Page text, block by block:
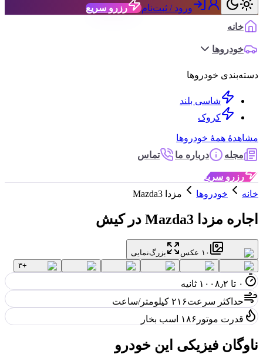
ورود / ثبت‌نام
رزرو سریع
خانه
خودروها
دسته‌بندی خودروها
شاسی بلند
کروک
مشاهدهٔ همهٔ خودروها
مجله
درباره ما تماس
رزرو سریع
خانه
خودروها مزدا Mazda3
اجاره مزدا Mazda3 در کیش
۱۰ عکس
بزرگ‌نمایی
+۳
۰ تا ۱۰۰
۸٫۲ ثانیه
حداکثر سرعت۲۱۶ کیلومتر/ساعت
قدرت موتور ۱۸۶ اسب بخار
ناوگان فیزیکی این خودرو